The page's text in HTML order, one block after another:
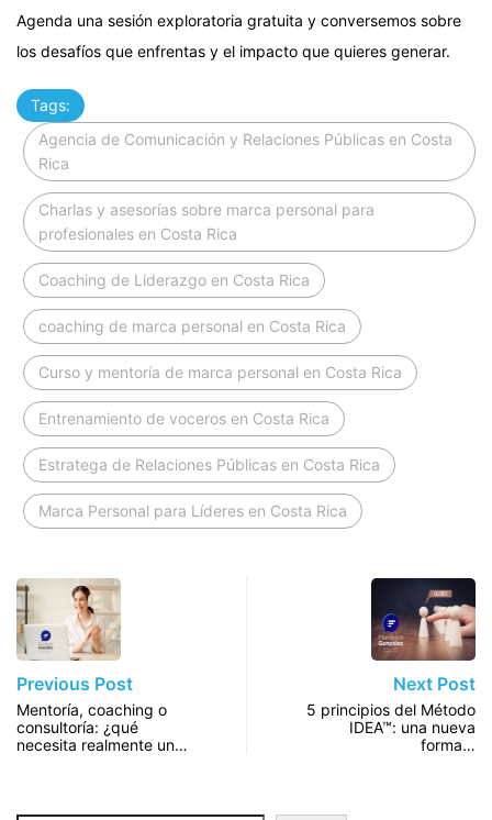
Agenda una sesión exploratoria gratuita y conversemos sobre
los desafíos que enfrentas y el impacto que quieres generar.
Tags:
Agencia de Comunicación y Relaciones Públicas en Costa
Rica
Charlas y asesorías sobre marca personal para
profesionales en Costa Rica
Coaching de Liderazgo en Costa Rica
coaching de marca personal en Costa Rica
Curso y mentoría de marca personal en Costa Rica
Entrenamiento de voceros en Costa Rica
Estratega de Relaciones Públicas en Costa Rica
Marca Personal para Líderes en Costa Rica
Previous Post
Mentoría, coaching o
consultoría: ¿qué
necesita realmente un…
Next Post
5 principios del Método
IDEA™: una nueva
forma…